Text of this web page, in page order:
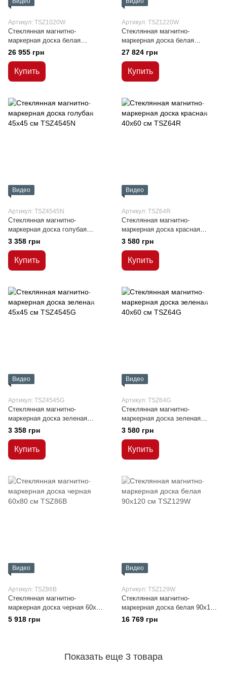
Артикул: TSZ1020W
Стеклянная магнитно-
маркерная доска белая
100x200 см
26 955 грн
Купить
Артикул: TSZ1220W
Стеклянная магнитно-
маркерная доска белая
120x200 см
27 824 грн
Купить
Видео
Артикул: TSZ4545N
Стеклянная магнитно-
маркерная доска голубая
45x45 см
3 358 грн
Купить
Видео
Артикул: TSZ64R
Стеклянная магнитно-
маркерная доска красная
40x60 см
3 580 грн
Купить
Видео
Артикул: TSZ4545G
Стеклянная магнитно-
маркерная доска зеленая
45x45 см
3 358 грн
Купить
Видео
Артикул: TSZ64G
Стеклянная магнитно-
маркерная доска зеленая
40x60 см
3 580 грн
Купить
Видео
Артикул: TSZ86B
Стеклянная магнитно-
маркерная доска черная 60x80
см
5 918 грн
Видео
Артикул: TSZ129W
Стеклянная магнитно-
маркерная доска белая 90x120
см
16 769 грн
Показать еще 3 товара